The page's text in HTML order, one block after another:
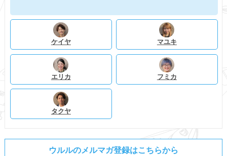
ケイヤ マユキ
エリカ フミカ
タクヤ
ウルルのメルマガ登録はこちらから